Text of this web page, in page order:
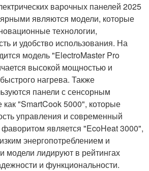
варочных панелей 2025
являются модели, которые
технологии,
и удобство использования. На
модель "ElectroMaster Pro
высокой мощностью и
нагрева. Также
панели с сенсорным
как "SmartCook 5000", которые
управления и современный
является "EcoHeat 3000",
энергопотреблением и
модели лидируют в рейтингах
и функциональности.